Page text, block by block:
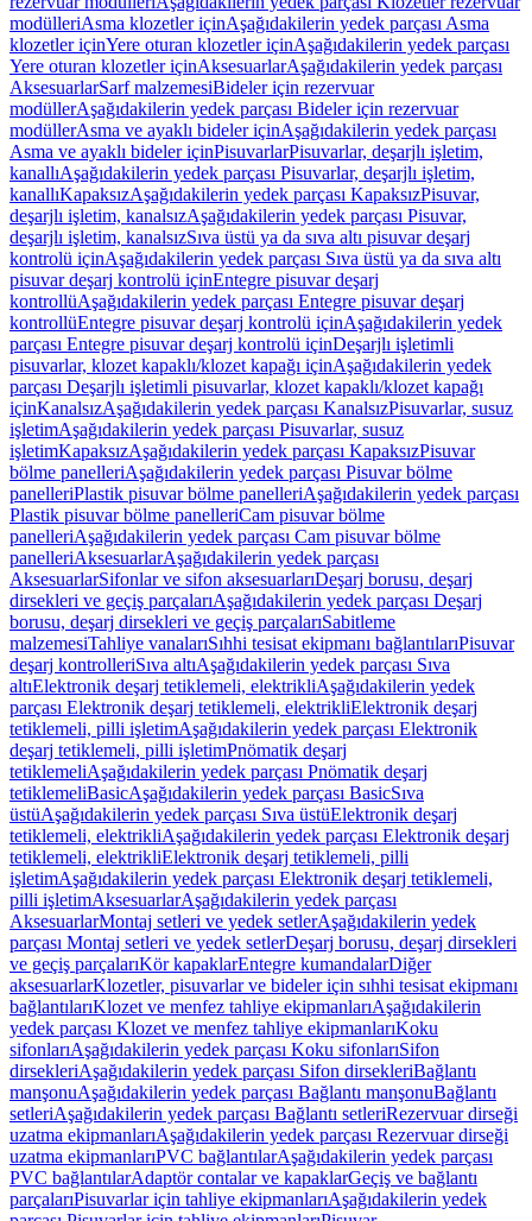
modülleriAsma klozetler içinAşağıdakilerin yedek parçası Asma
klozetler içinYere oturan klozetler içinAşağıdakilerin yedek parçası
Yere oturan klozetler içinAksesuarlarAşağıdakilerin yedek parçası
AksesuarlarSarf malzemesiBideler için rezervuar
modüllerAşağıdakilerin yedek parçası Bideler için rezervuar
modüllerAsma ve ayaklı bideler içinAşağıdakilerin yedek parçası
Asma ve ayaklı bideler içinPisuvarlarPisuvarlar, deşarjlı işletim,
kanallıAşağıdakilerin yedek parçası Pisuvarlar, deşarjlı işletim,
kanallıKapaksızAşağıdakilerin yedek parçası KapaksızPisuvar,
deşarjlı işletim, kanalsızAşağıdakilerin yedek parçası Pisuvar,
deşarjlı işletim, kanalsızSıva üstü ya da sıva altı pisuvar deşarj
kontrolü içinAşağıdakilerin yedek parçası Sıva üstü ya da sıva altı
pisuvar deşarj kontrolü içinEntegre pisuvar deşarj
kontrollüAşağıdakilerin yedek parçası Entegre pisuvar deşarj
kontrollüEntegre pisuvar deşarj kontrolü içinAşağıdakilerin yedek
parçası Entegre pisuvar deşarj kontrolü içinDeşarjlı işletimli
pisuvarlar, klozet kapaklı/klozet kapağı içinAşağıdakilerin yedek
parçası Deşarjlı işletimli pisuvarlar, klozet kapaklı/klozet kapağı
içinKanalsızAşağıdakilerin yedek parçası KanalsızPisuvarlar, susuz
işletimAşağıdakilerin yedek parçası Pisuvarlar, susuz
işletimKapaksızAşağıdakilerin yedek parçası KapaksızPisuvar
bölme panelleriAşağıdakilerin yedek parçası Pisuvar bölme
panelleriPlastik pisuvar bölme panelleriAşağıdakilerin yedek parçası
Plastik pisuvar bölme panelleriCam pisuvar bölme
panelleriAşağıdakilerin yedek parçası Cam pisuvar bölme
panelleriAksesuarlarAşağıdakilerin yedek parçası
AksesuarlarSifonlar ve sifon aksesuarlarıDeşarj borusu, deşarj
dirsekleri ve geçiş parçalarıAşağıdakilerin yedek parçası Deşarj
borusu, deşarj dirsekleri ve geçiş parçalarıSabitleme
malzemesiTahliye vanalarıSıhhi tesisat ekipmanı bağlantılarıPisuvar
deşarj kontrolleriSıva altıAşağıdakilerin yedek parçası Sıva
altıElektronik deşarj tetiklemeli, elektrikliAşağıdakilerin yedek
parçası Elektronik deşarj tetiklemeli, elektrikliElektronik deşarj
tetiklemeli, pilli işletimAşağıdakilerin yedek parçası Elektronik
deşarj tetiklemeli, pilli işletimPnömatik deşarj
tetiklemeliAşağıdakilerin yedek parçası Pnömatik deşarj
tetiklemeliBasicAşağıdakilerin yedek parçası BasicSıva
üstüAşağıdakilerin yedek parçası Sıva üstüElektronik deşarj
tetiklemeli, elektrikliAşağıdakilerin yedek parçası Elektronik deşarj
tetiklemeli, elektrikliElektronik deşarj tetiklemeli, pilli
işletimAşağıdakilerin yedek parçası Elektronik deşarj tetiklemeli,
pilli işletimAksesuarlarAşağıdakilerin yedek parçası
AksesuarlarMontaj setleri ve yedek setlerAşağıdakilerin yedek
parçası Montaj setleri ve yedek setlerDeşarj borusu, deşarj dirsekleri
ve geçiş parçalarıKör kapaklarEntegre kumandalarDiğer
aksesuarlarKlozetler, pisuvarlar ve bideler için sıhhi tesisat ekipmanı
bağlantılarıKlozet ve menfez tahliye ekipmanlarıAşağıdakilerin
yedek parçası Klozet ve menfez tahliye ekipmanlarıKoku
sifonlarıAşağıdakilerin yedek parçası Koku sifonlarıSifon
dirsekleriAşağıdakilerin yedek parçası Sifon dirsekleriBağlantı
manşonuAşağıdakilerin yedek parçası Bağlantı manşonuBağlantı
setleriAşağıdakilerin yedek parçası Bağlantı setleriRezervuar dirseği
uzatma ekipmanlarıAşağıdakilerin yedek parçası Rezervuar dirseği
uzatma ekipmanlarıPVC bağlantılarAşağıdakilerin yedek parçası
PVC bağlantılarAdaptör contalar ve kapaklarGeçiş ve bağlantı
parçalarıPisuvarlar için tahliye ekipmanlarıAşağıdakilerin yedek